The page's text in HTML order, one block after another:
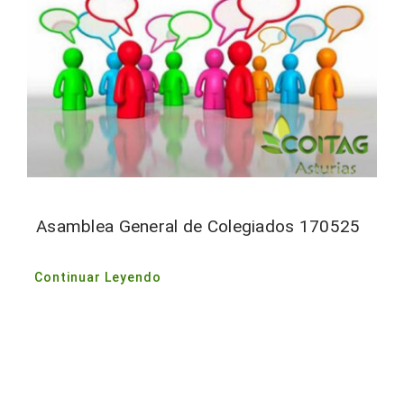
Asamblea General de Colegiados 170525
Continuar Leyendo